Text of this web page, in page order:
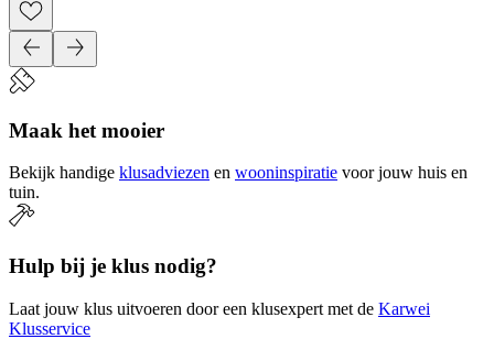
Maak het mooier
Bekijk handige klusadviezen en wooninspiratie voor jouw huis en
tuin.
Hulp bij je klus nodig?
Laat jouw klus uitvoeren door een klusexpert met de Karwei
Klusservice